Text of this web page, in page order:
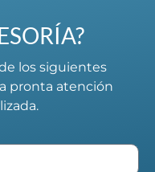
los siguientes
pronta atención